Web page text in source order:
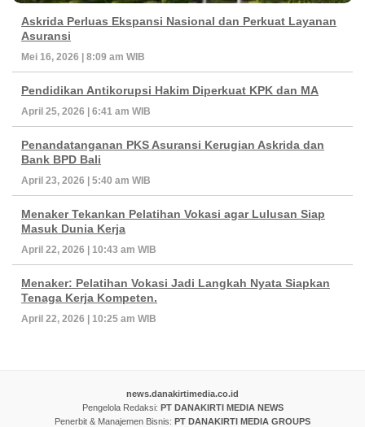
Askrida Perluas Ekspansi Nasional dan Perkuat Layanan
Asuransi
Mei 16, 2026 | 8:09 am WIB
Pendidikan Antikorupsi Hakim Diperkuat KPK dan MA
April 25, 2026 | 6:41 am WIB
Penandatanganan PKS Asuransi Kerugian Askrida dan
Bank BPD Bali
April 23, 2026 | 5:40 am WIB
Menaker Tekankan Pelatihan Vokasi agar Lulusan Siap
Masuk Dunia Kerja
April 22, 2026 | 10:43 am WIB
Menaker: Pelatihan Vokasi Jadi Langkah Nyata Siapkan
Tenaga Kerja Kompeten.
April 22, 2026 | 10:25 am WIB
news.danakirtimedia.co.id
Pengelola Redaksi: PT DANAKIRTI MEDIA NEWS
Penerbit & Manajemen Bisnis: PT DANAKIRTI MEDIA GROUPS